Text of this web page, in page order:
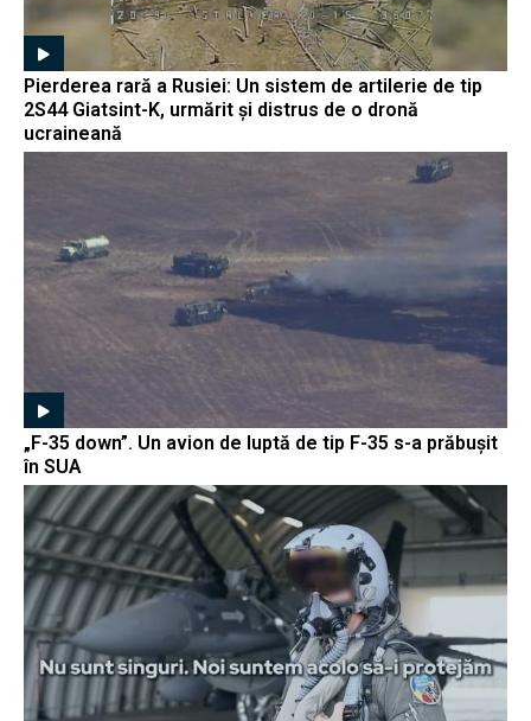
Pierderea rară a Rusiei: Un sistem de artilerie de tip
2S44 Giatsint-K, urmărit și distrus de o dronă
ucraineană
„F-35 down”. Un avion de luptă de tip F-35 s-a prăbușit
în SUA